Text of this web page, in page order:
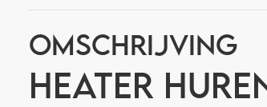
Omschrijving
Heater